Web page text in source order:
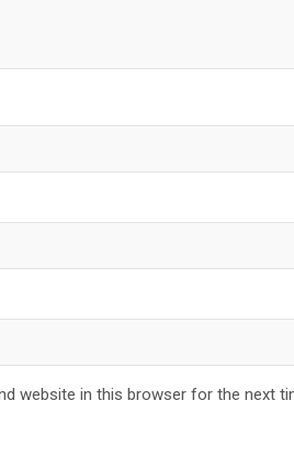
website in this browser for the next